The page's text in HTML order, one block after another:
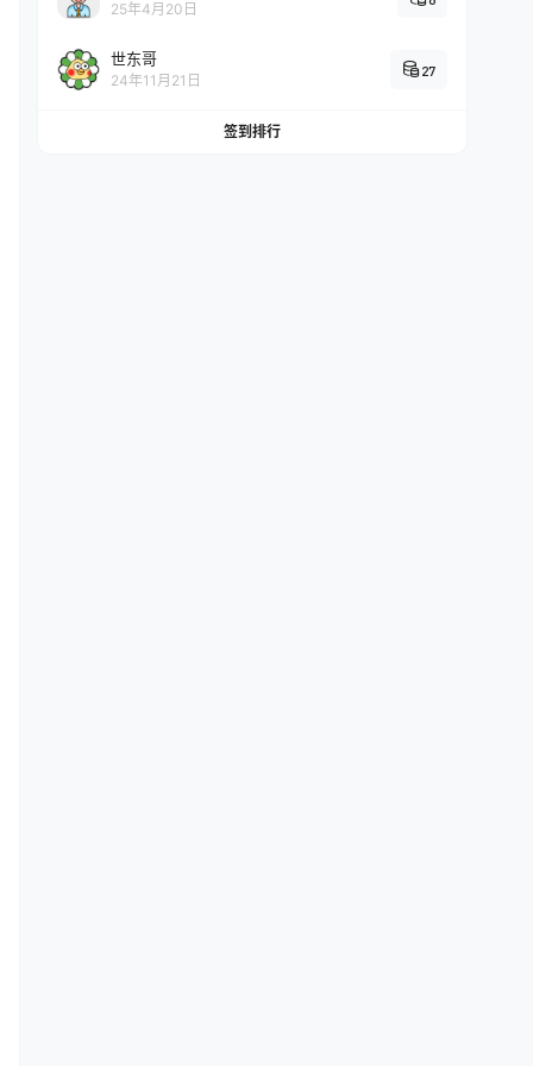
25年4月20日
世东哥
24年11月21日
27
签到排行